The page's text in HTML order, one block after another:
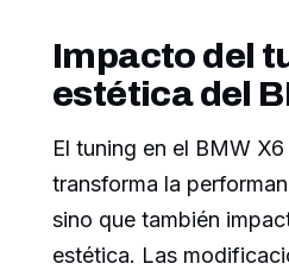
Impacto del
estética del
El tuning en el BMW
transforma la
sino que también
estética. Las